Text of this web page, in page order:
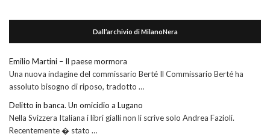
Dall’archivio di MilanoNera
Emilio Martini – Il paese mormora
Una nuova indagine del commissario Berté Il Commissario Berté ha
assoluto bisogno di riposo, tradotto …
Delitto in banca. Un omicidio a Lugano
Nella Svizzera Italiana i libri gialli non li scrive solo Andrea Fazioli.
Recentemente � stato …